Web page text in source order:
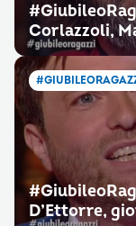
Corlazzoli,
D’Ettorre,